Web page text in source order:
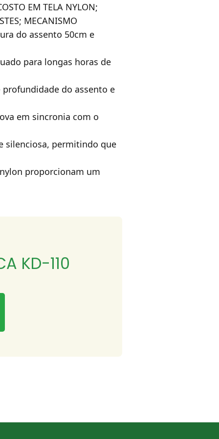
EM TELA NYLON;
MECANISMO
do assento 50cm e
para longas horas de
do assento e
em sincronia com o
silenciosa, permitindo que
proporcionam um
KD-110